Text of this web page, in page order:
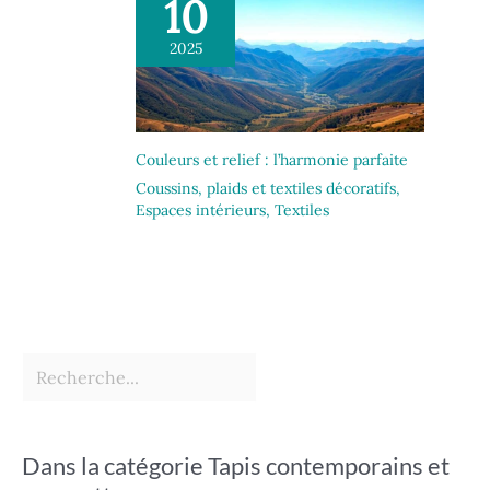
10
2025
Couleurs et relief : l’harmonie parfaite
Coussins, plaids et textiles décoratifs,
Espaces intérieurs, Textiles
Dans la catégorie Tapis contemporains et